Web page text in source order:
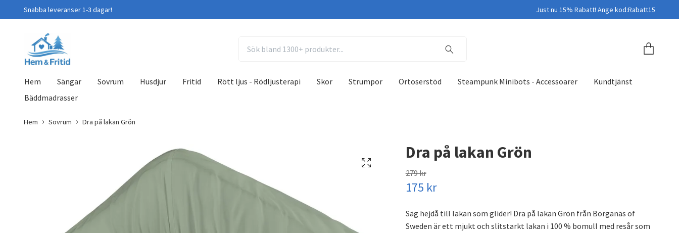
Snabba leveranser 1-3 dagar! Just nu 15% Rabatt! Ange kod:Rabatt15
Hem Sängar Sovrum Husdjur Fritid Rött ljus - Rödljusterapi Skor Strumpor Ortoserstöd Steampunk Minibots - Accessoarer
Kundtjänst
Bäddmadrasser
Hem Sovrum Dra på lakan Grön
Dra på lakan Grön
279 kr
175 kr
Säg hejdå till lakan som glider! Dra på lakan Grön från Borganäs of
Sweden är ett mjukt och slitstarkt lakan i 100 % bomull med resår som